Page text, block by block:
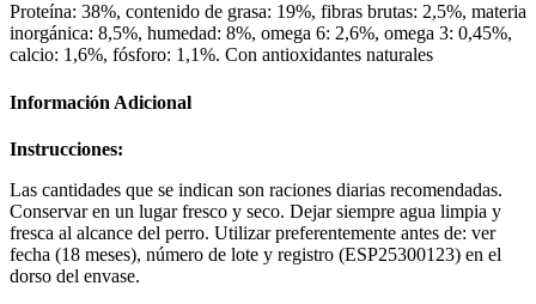
Proteína: 38%, contenido de grasa: 19%, fibras brutas: 2,5%, materia
inorgánica: 8,5%, humedad: 8%, omega 6: 2,6%, omega 3: 0,45%,
calcio: 1,6%, fósforo: 1,1%. Con antioxidantes naturales
Información Adicional
Instrucciones:
Las cantidades que se indican son raciones diarias recomendadas.
Conservar en un lugar fresco y seco. Dejar siempre agua limpia y
fresca al alcance del perro. Utilizar preferentemente antes de: ver
fecha (18 meses), número de lote y registro (ESP25300123) en el
dorso del envase.